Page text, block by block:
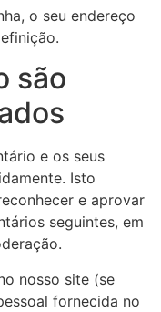
o seu endereço
são
e os seus
Isto
e aprovar
seguintes, em
nosso site (se
fornecida no